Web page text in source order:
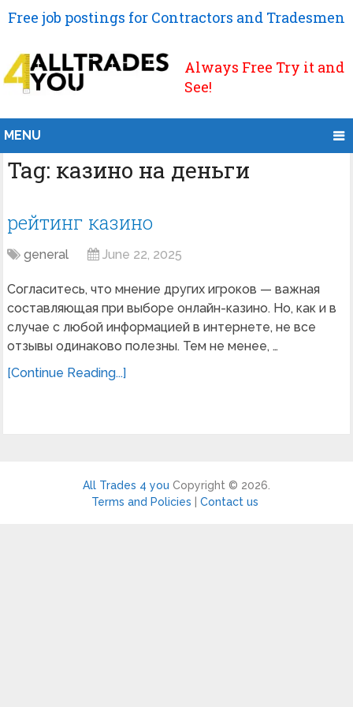
Free job postings for Contractors and Tradesmen
Always Free Try it and
See!
MENU
Tag: казино на деньги
рейтинг казино
general June 22, 2025
Согласитесь, что мнение других игроков — важная
составляющая при выборе онлайн-казино. Но, как и в
случае с любой информацией в интернете, не все
отзывы одинаково полезны. Тем не менее, …
[Continue Reading...]
All Trades 4 you Copyright © 2026.
Terms and Policies
Contact us